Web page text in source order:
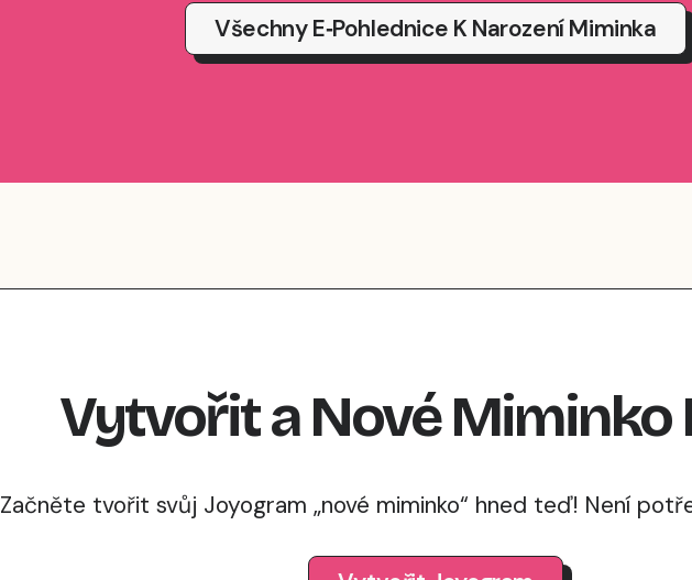
Všechny E‑pohlednice K Narození Miminka
Vytvořita Nové Miminko
Začněte tvořit svůj Joyogram „nové miminko“ hned teď! Není